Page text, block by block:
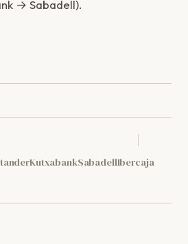
→ Sabadell).
KutxabankSabadellIbercaja